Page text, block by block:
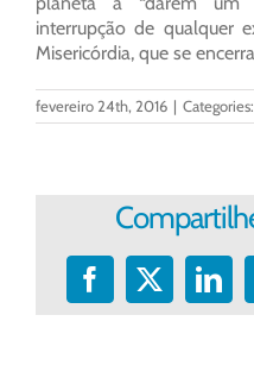
interrupção de qualquer
Misericórdia, que se
fevereiro 24th, 2016 | Categories:
Facebook
X